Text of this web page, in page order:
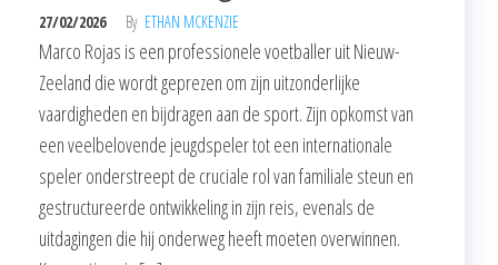
27/02/2026 By ETHAN MCKENZIE
Marco Rojas is een professionele voetballer uit Nieuw-
Zeeland die wordt geprezen om zijn uitzonderlijke
vaardigheden en bijdragen aan de sport. Zijn opkomst van
een veelbelovende jeugdspeler tot een internationale
speler onderstreept de cruciale rol van familiale steun en
gestructureerde ontwikkeling in zijn reis, evenals de
uitdagingen die hij onderweg heeft moeten overwinnen.